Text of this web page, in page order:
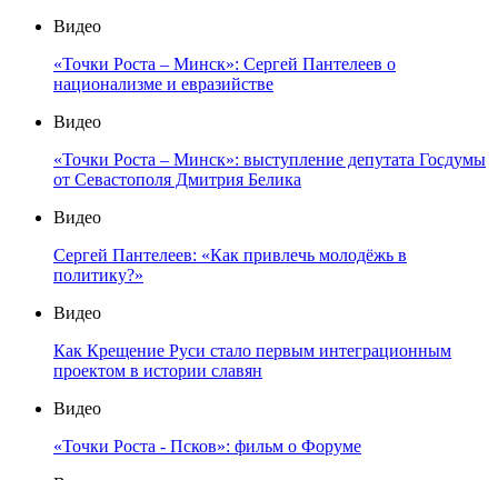
Видео
«Точки Роста – Минск»: Сергей Пантелеев о
национализме и евразийстве
Видео
«Точки Роста – Минск»: выступление депутата Госдумы
от Севастополя Дмитрия Белика
Видео
Сергей Пантелеев: «Как привлечь молодёжь в
политику?»
Видео
Как Крещение Руси стало первым интеграционным
проектом в истории славян
Видео
«Точки Роста - Псков»: фильм о Форуме